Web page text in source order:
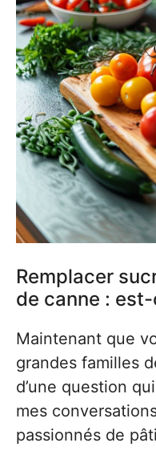
Remplacer
de canne :
Maintenant que
grandes familles
d’une question
mes
passionnés de